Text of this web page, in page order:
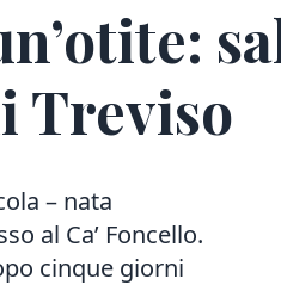
Treviso
– nata
al Ca’ Foncello.
cinque giorni